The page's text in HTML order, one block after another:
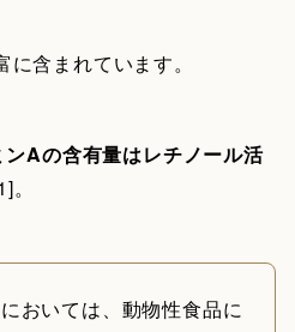
含まれています。
Aの含有量はレチノール活
おいては、動物性食品に